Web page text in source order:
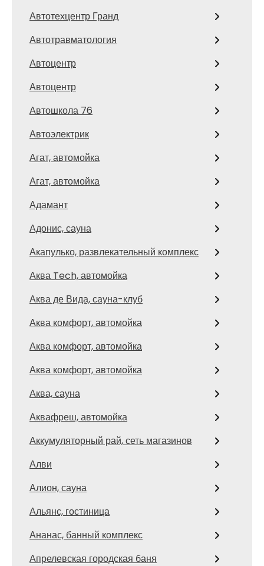
Автотехцентр Гранд
Автотравматология
Автоцентр
Автоцентр
Автошкола 76
Автоэлектрик
Агат, автомойка
Агат, автомойка
Адамант
Адонис, сауна
Акапулько, развлекательный комплекс
Аква Tech, автомойка
Аква де Вида, сауна-клуб
Аква комфорт, автомойка
Аква комфорт, автомойка
Аква комфорт, автомойка
Аква, сауна
Аквафреш, автомойка
Аккумуляторный рай, сеть магазинов
Алви
Алион, сауна
Альянс, гостиница
Ананас, банный комплекс
Апрелевская городская баня